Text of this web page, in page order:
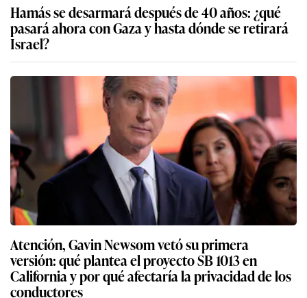
Hamás se desarmará después de 40 años: ¿qué
pasará ahora con Gaza y hasta dónde se retirará
Israel?
Atención, Gavin Newsom vetó su primera
versión: qué plantea el proyecto SB 1013 en
California y por qué afectaría la privacidad de los
conductores